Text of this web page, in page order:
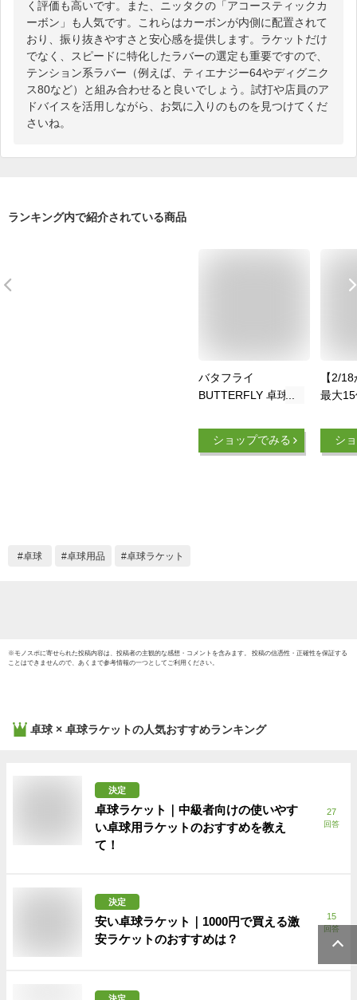
く評価も高いです。また、ニッタクの「アコースティックカ
ーボン」も人気です。これらはカーボンが内側に配置されて
おり、振り抜きやすさと安心感を提供します。ラケットだけ
でなく、スピードに特化したラバーの選定も重要ですので、
テンション系ラバー（例えば、ティエナジー64やディグニク
ス80など）と組み合わせると良いでしょう。試打や店員のア
ドバイスを活用しながら、お気に入りのものを見つけてくだ
さいね。
ランキング内で紹介されている商品
バタフライ
BUTTERFLY 卓球ラ
FL 36891 攻撃用シ
ェーク ラージボール
ショップでみる
【2/
最大
ワット
FL 攻
シ
卓球 卓球用品 卓球ラケット
※モノスポに寄せられた投稿内容は、投稿者の主観的な感想・コメントを含みます。 投稿の信憑性・正確性を保証する
ことはできませんので、あくまで参考情報の一つとしてご利用ください。
卓球 × 卓球ラケットの人気おすすめランキング
決定
卓球ラケット｜中級者向けの使いやす
い卓球用ラケットのおすすめを教え
て！
27
回答
決定
安い卓球ラケット｜1000円で買える激
安ラケットのおすすめは？
15
回答